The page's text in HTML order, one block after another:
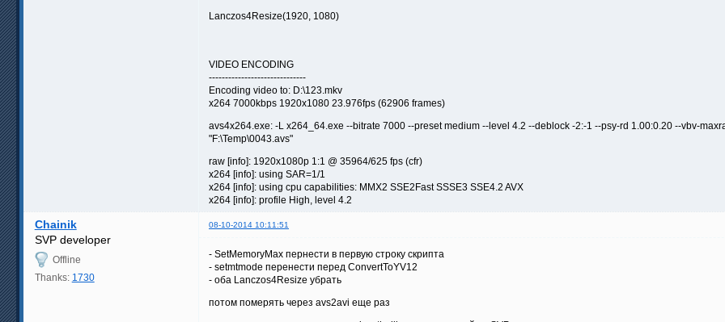
Lanczos4Resize(1920, 1080)
VIDEO ENCODING
------------------------------
Encoding video to: D:\123.mkv
x264 7000kbps 1920x1080 23.976fps (62906 frames)
avs4x264.exe: -L x264_64.exe --bitrate 7000 --preset medium --level 4.2 --deblock -2:-1 --psy-rd 1.00:0.20 --vbv-
"F:\Temp\0043.avs"
raw [info]: 1920x1080p 1:1 @ 35964/625 fps (cfr)
x264 [info]: using SAR=1/1
x264 [info]: using cpu capabilities: MMX2 SSE2Fast SSSE3 SSE4.2 AVX
x264 [info]: profile High, level 4.2
Chainik 08-10-2014 10:11:51
SVP developer
Offline
Thanks: 1730
- SetMemoryMax пернести в первую строку скрипта
- setmtmode перенести перед ConvertToYV12
- оба Lanczos4Resize убрать
потом померять через avs2avi еще раз